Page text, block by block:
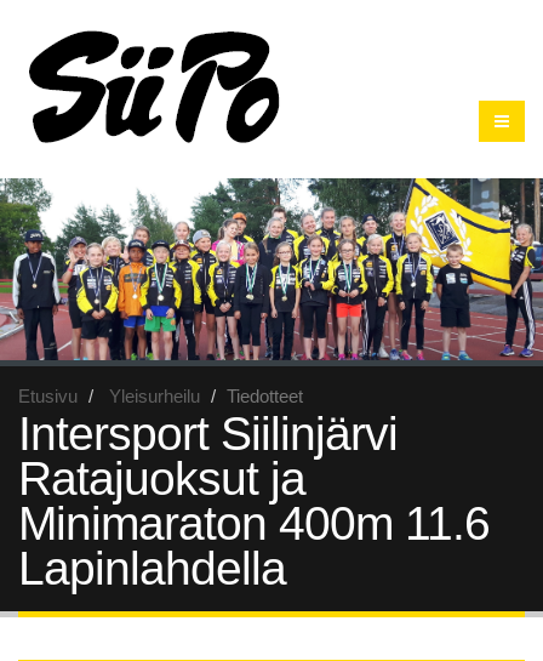
Etusivu Yleisurheilu Tiedotteet
Intersport Siilinjärvi
Ratajuoksut ja
Minimaraton 400m 11.6
Lapinlahdella